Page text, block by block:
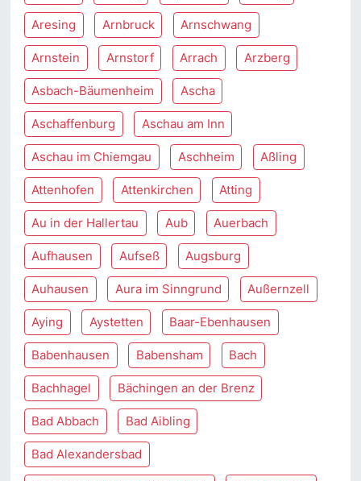
Aresing Arnbruck Arnschwang
Arnstein Arnstorf Arrach Arzberg
Asbach-Bäumenheim Ascha
Aschaffenburg Aschau am Inn
Aschau im Chiemgau Aschheim Aßling
Attenhofen Attenkirchen Atting
Au in der Hallertau Aub Auerbach
Aufhausen Aufseß Augsburg
Auhausen Aura im Sinngrund Außernzell
Aying Aystetten Baar-Ebenhausen
Babenhausen Babensham Bach
Bachhagel Bächingen an der Brenz
Bad Abbach Bad Aibling
Bad Alexandersbad